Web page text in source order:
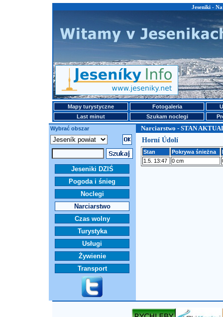
Jeseniki -
Mapy turystyczne Fotogaleria
Last minut
Szukam noclegi
Wybrać obszar
Narciarstwo - STAN
Jeseniki DZIŚ
Pogoda i śnieg
Noclegi
Narciarstwo
Czas wolny
Turystyka
Usługi
Żywienie
Transport
Horní Údolí
Stan Pokrywa śnieżna
1.5. 13:47
0 cm